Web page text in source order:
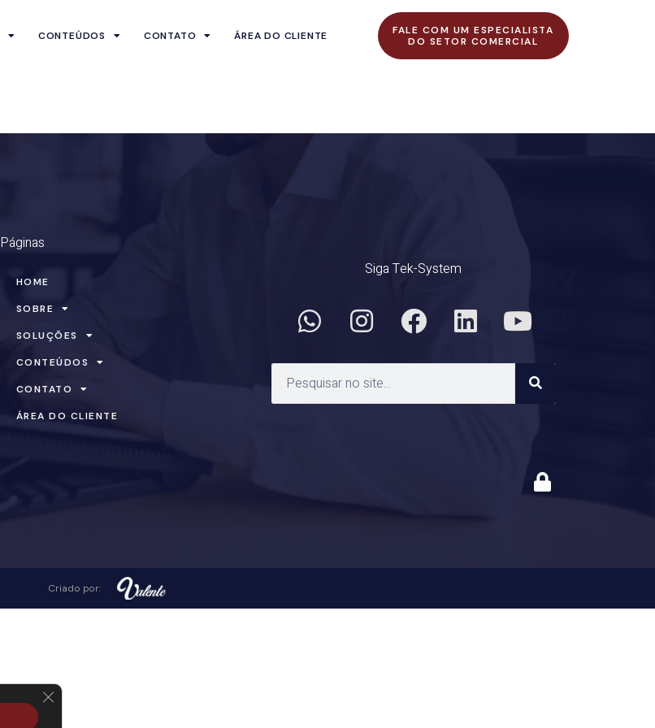
CONTEÚDOS CONTATO ÁREA DO CLIENTE
FALE COM UM ESPECIALISTA
DO SETOR COMERCIAL
Páginas
HOME
SOBRE
SOLUÇÕES
CONTEÚDOS
CONTATO
ÁREA DO CLIENTE
Siga Tek-System
Criado por:
Close GDPR Cookie Banner